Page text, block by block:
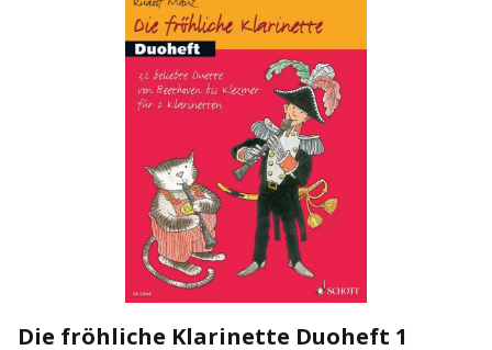
Online Material zum Download Autor: Rudolf Mauz
Illustration: Andreas Schürmann Klarinettenschule für
den frühen Anfang Verlag: Schott Music Bandnummer:
Band 3 Schwierigkeit: 3 Reihe: Die fröhliche Klarinette
100 Seiten - Brischur ISBN: 978-3-7957-9893-2 ISMN:
979-0-001-21192-5 Bestell-Nr.: ED 21503D
Die fröhliche Klarinette Duoheft 1